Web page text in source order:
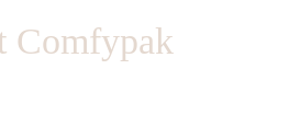
Comfypak